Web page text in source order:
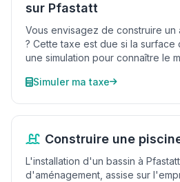
sur Pfastatt
Vous envisagez de construire un
? Cette taxe est due si la surface
une simulation pour connaître le
Simuler ma taxe
Construire une
L'installation d'un bassin à
d'aménagement, assise sur